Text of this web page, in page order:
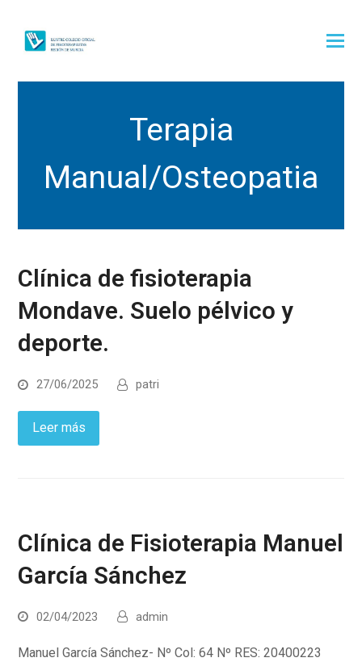
Terapia
Manual/Osteopatia
Clínica de fisioterapia
Mondave. Suelo pélvico y
deporte.
27/06/2025 patri
Leer más
Clínica de Fisioterapia Manuel
García Sánchez
02/04/2023 admin
Manuel García Sánchez- Nº Col: 64 Nº RES: 20400223